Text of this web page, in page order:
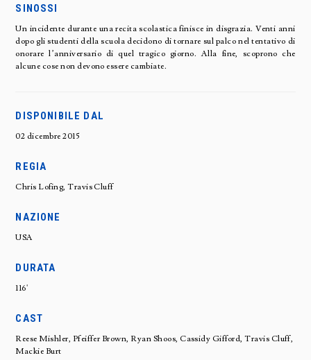
SINOSSI
Un incidente durante una recita scolastica finisce in disgrazia. Venti anni
dopo gli studenti della scuola decidono di tornare sul palco nel tentativo di
onorare l’anniversario di quel tragico giorno. Alla fine, scoprono che
alcune cose non devono essere cambiate.
DISPONIBILE DAL
02 dicembre 2015
REGIA
Chris Lofing, Travis Cluff
NAZIONE
USA
DURATA
116'
CAST
Reese Mishler, Pfeiffer Brown, Ryan Shoos, Cassidy Gifford, Travis Cluff,
Mackie Burt